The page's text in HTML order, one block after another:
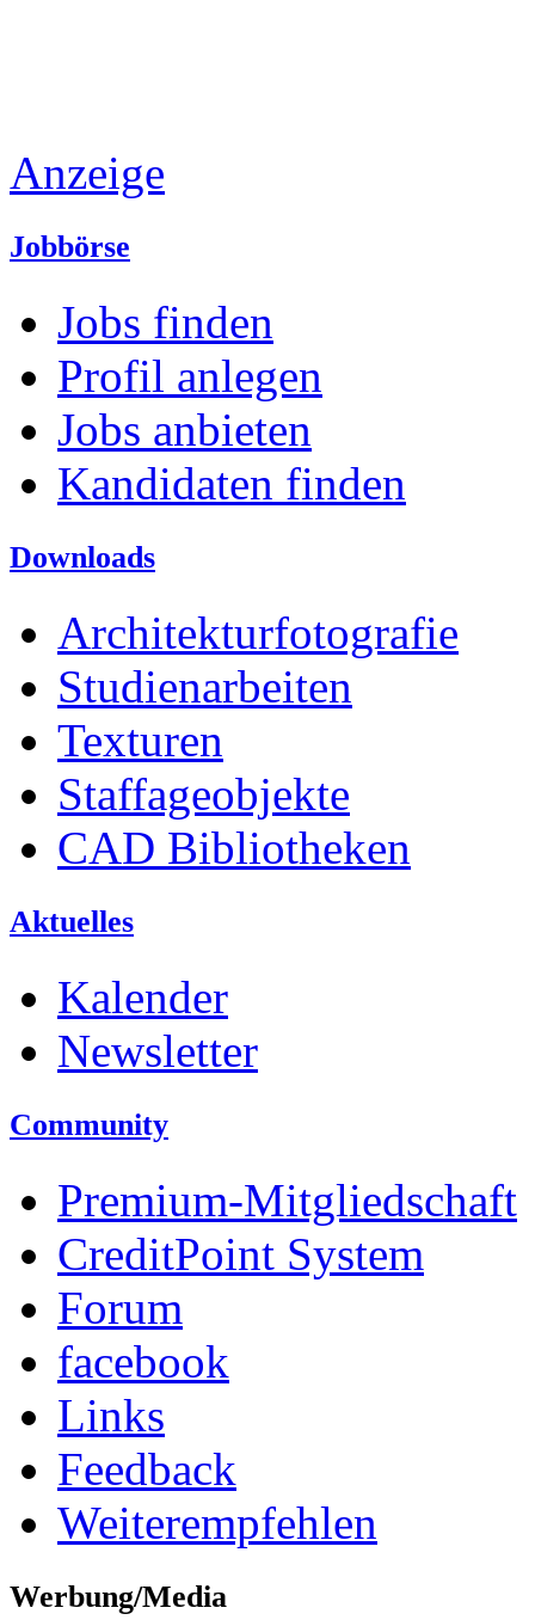
Anzeige
Jobbörse
Jobs finden
Profil anlegen
Jobs anbieten
Kandidaten finden
Downloads
Architekturfotografie
Studienarbeiten
Texturen
Staffageobjekte
CAD Bibliotheken
Aktuelles
Kalender
Newsletter
Community
Premium-Mitgliedschaft
CreditPoint System
Forum
facebook
Links
Feedback
Weiterempfehlen
Werbung/Media